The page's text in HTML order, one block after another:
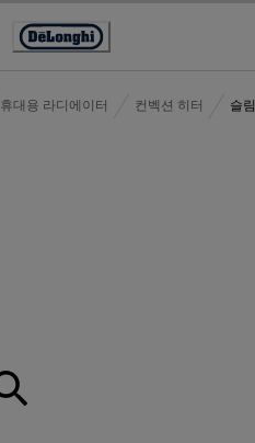
Accessibility
휴대용 라디에이터 컨벡션 히터 슬